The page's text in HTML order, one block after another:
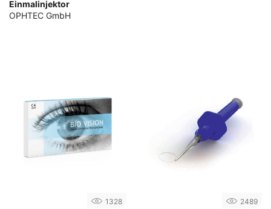
Einmalinjektor
OPHTEC GmbH
1328 2489